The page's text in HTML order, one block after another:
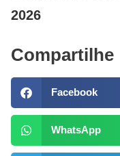
2026
Compartilhe
Facebook
WhatsApp